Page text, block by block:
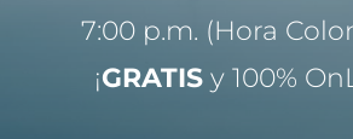
7:00 p.m. (Hora
¡GRATIS y 100%